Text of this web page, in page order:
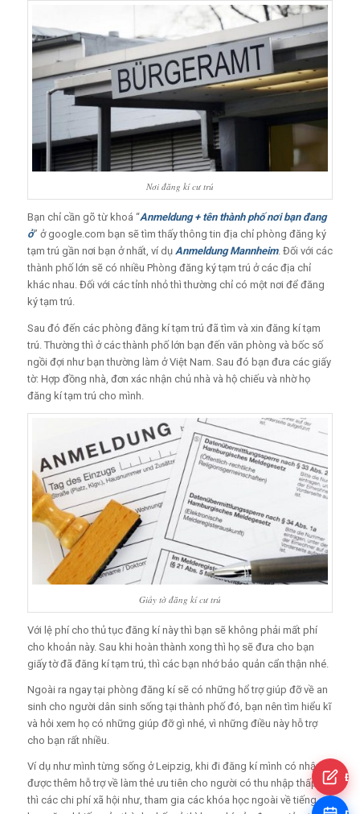
Nơi đăng kí cư trú
Bạn chỉ cần gõ từ khoá “Anmeldung + tên thành phố nơi bạn đang
ở” ở google.com bạn sẽ tìm thấy thông tin địa chỉ phòng đăng ký
tạm trú gần nơi bạn ở nhất, ví dụ Anmeldung Mannheim. Đối với các
thành phố lớn sẽ có nhiều Phòng đăng ký tạm trú ở các địa chỉ
khác nhau. Đối với các tỉnh nhỏ thì thường chỉ có một nơi để đăng
ký tạm trú.
Sau đó đến các phòng đăng kí tạm trú đã tìm và xin đăng kí tạm
trú. Thường thì ở các thành phố lớn bạn đến văn phòng và bốc số
ngồi đợi như bạn thường làm ở Việt Nam. Sau đó bạn đưa các giấy
tờ: Hợp đồng nhà, đơn xác nhận chủ nhà và hộ chiếu và nhờ họ
đăng kí tạm trú cho mình.
Giấy tờ đăng kí cư trú
Với lệ phí cho thủ tục đăng kí này thì bạn sẽ không phải mất phí
cho khoản này. Sau khi hoàn thành xong thì họ sẽ đưa cho bạn
giấy tờ đã đăng kí tạm trú, thì các bạn nhớ bảo quản cẩn thận nhé.
Ngoài ra ngay tại phòng đăng kí sẽ có những hổ trợ giúp đỡ về an
sinh cho người dân sinh sống tại thành phố đó, bạn nên tìm hiểu kĩ
và hỏi xem họ có những giúp đỡ gì nhé, vì những điều này hỗ trợ
cho bạn rất nhiều.
Ví dụ như mình từng sống ở Leipzig, khi đi đăng kí mình có nhận
được thêm hỗ trợ về làm thẻ ưu tiên cho người có thu nhập thấp,
thì các chi phí xã hội như, tham gia các khóa học ngoài về tiếng,